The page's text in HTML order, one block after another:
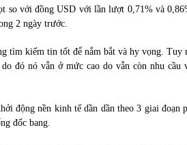
so với đồng USD với lần lượt 0,71% và
2 ngày trước.
tìm kiếm tin tốt để nắm bắt và hy vọng. Tuy
đó nó vẫn ở mức cao do vẫn còn nhu cầu
động nền kinh tế dần dần theo 3 giai đoạn
đốc bang.